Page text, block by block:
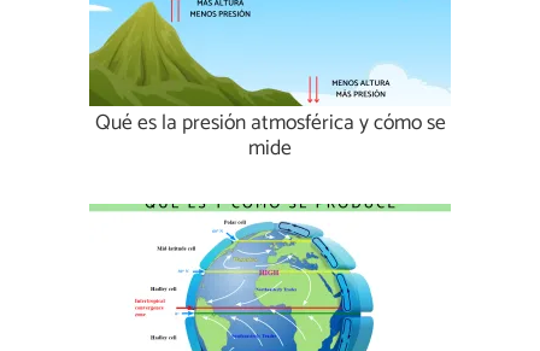
Qué es la presión atmosférica y cómo se
mide